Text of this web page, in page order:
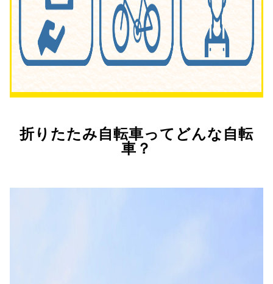
折りたたみ自転車ってどんな自転
車？